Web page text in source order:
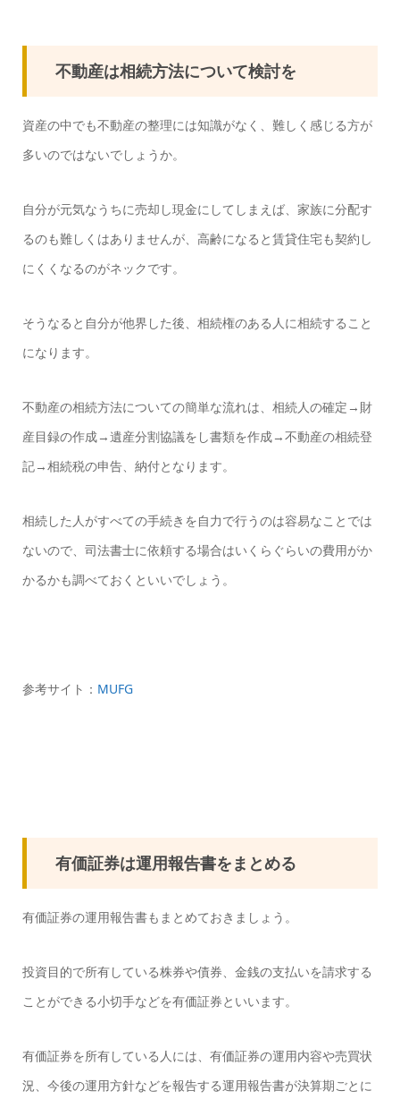
不動産は相続方法について検討を
資産の中でも不動産の整理には知識がなく、難しく感じる方が
多いのではないでしょうか。
自分が元気なうちに売却し現金にしてしまえば、家族に分配す
るのも難しくはありませんが、高齢になると賃貸住宅も契約し
にくくなるのがネックです。
そうなると自分が他界した後、相続権のある人に相続すること
になります。
不動産の相続方法についての簡単な流れは、相続人の確定→財
産目録の作成→遺産分割協議をし書類を作成→不動産の相続登
記→相続税の申告、納付となります。
相続した人がすべての手続きを自力で行うのは容易なことでは
ないので、司法書士に依頼する場合はいくらぐらいの費用がか
かるかも調べておくといいでしょう。
参考サイト： MUFG
有価証券は運用報告書をまとめる
有価証券の運用報告書もまとめておきましょう。
投資目的で所有している株券や債券、金銭の支払いを請求する
ことができる小切手などを有価証券といいます。
有価証券を所有している人には、有価証券の運用内容や売買状
況、今後の運用方針などを報告する運用報告書が決算期ごとに